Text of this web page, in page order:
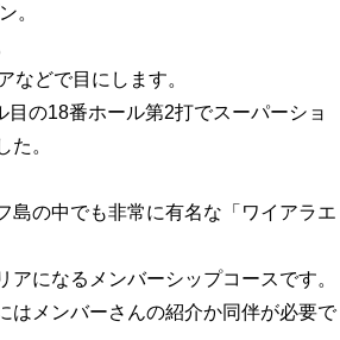
。
などで目にします。
の18番ホール第2打でスーパーショ
た。
の中でも非常に有名な「ワイアラエ
になるメンバーシップコースです。
はメンバーさんの紹介か同伴が必要で